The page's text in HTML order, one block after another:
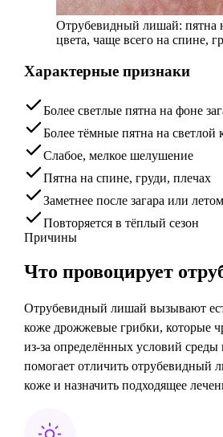
Отрубевидный лишай: пятна
цвета, чаще всего на спине,
Характерные признаки
Более светлые пятна на фоне
Более тёмные пятна на светлой
Слабое, мелкое шелушение
Пятна на спине, груди, плечах
Заметнее после загара или летом
Повторяется в тёплый сезон
Причины
Что провоцирует
Отрубевидный лишай вызывают
коже дрожжевые грибки, которые
из-за определённых условий
помогает отличить отрубевидный
коже и назначить подходящее